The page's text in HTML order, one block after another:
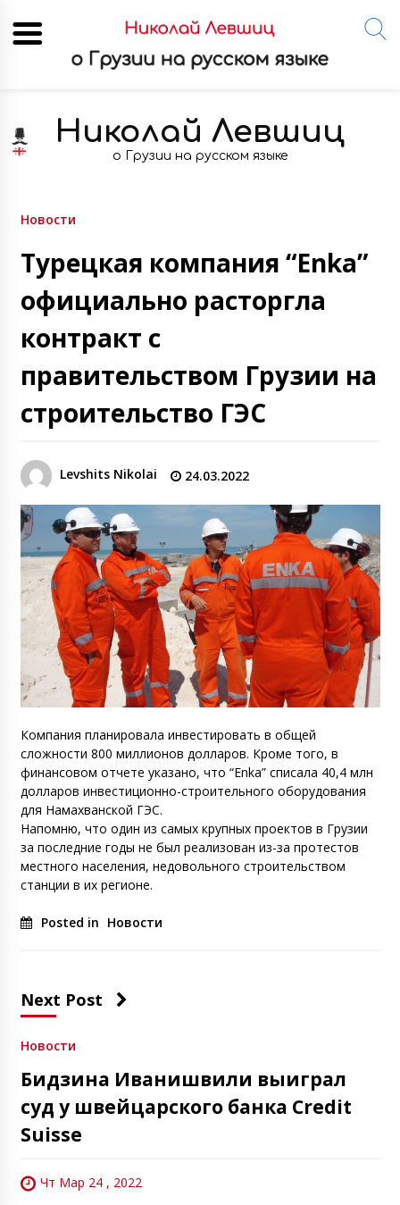
content
Николай Левшиц
о Грузии на русском языке
Новости
Турецкая компания “Enka”
официально расторгла
контракт с
правительством Грузии на
строительство ГЭС
Levshits Nikolai 24.03.2022
Компания планировала инвестировать в общей
сложности 800 миллионов долларов. Кроме того, в
финансовом отчете указано, что “Enka” списала 40,4 млн
долларов инвестиционно-строительного оборудования
для Намахванской ГЭС.
Напомню, что один из самых крупных проектов в Грузии
за последние годы не был реализован из-за протестов
местного населения, недовольного строительством
станции в их регионе.
Posted in Новости
Next Post
Новости
Бидзина Иванишвили выиграл
суд у швейцарского банка Credit
Suisse
Чт Мар 24 , 2022